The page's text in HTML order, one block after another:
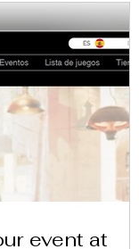
event at